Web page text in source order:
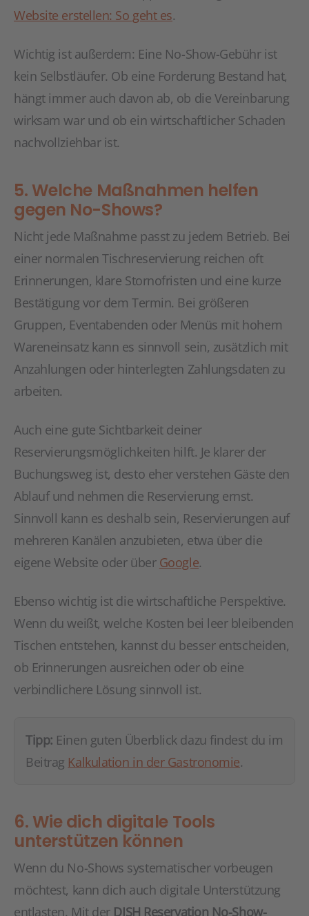
Website erstellen: So geht es.
Wichtig ist außerdem: Eine No-Show-Gebühr ist
kein Selbstläufer. Ob eine Forderung Bestand hat,
hängt immer auch davon ab, ob die Vereinbarung
wirksam war und ob ein wirtschaftlicher Schaden
nachvollziehbar ist.
5. Welche Maßnahmen helfen
gegen No-Shows?
Nicht jede Maßnahme passt zu jedem Betrieb. Bei
einer normalen Tischreservierung reichen oft
Erinnerungen, klare Stornofristen und eine kurze
Bestätigung vor dem Termin. Bei größeren
Gruppen, Eventabenden oder Menüs mit hohem
Wareneinsatz kann es sinnvoll sein, zusätzlich mit
Anzahlungen oder hinterlegten Zahlungsdaten zu
arbeiten.
Auch eine gute Sichtbarkeit deiner
Reservierungsmöglichkeiten hilft. Je klarer der
Buchungsweg ist, desto eher verstehen Gäste den
Ablauf und nehmen die Reservierung ernst.
Sinnvoll kann es deshalb sein, Reservierungen auf
mehreren Kanälen anzubieten, etwa über die
eigene Website oder über Google.
Ebenso wichtig ist die wirtschaftliche Perspektive.
Wenn du weißt, welche Kosten bei leer bleibenden
Tischen entstehen, kannst du besser entscheiden,
ob Erinnerungen ausreichen oder ob eine
verbindlichere Lösung sinnvoll ist.
Tipp: Einen guten Überblick dazu findest du im
Beitrag Kalkulation in der Gastronomie.
6. Wie dich digitale Tools
unterstützen können
Wenn du No-Shows systematischer vorbeugen
möchtest, kann dich auch digitale Unterstützung
entlasten. Mit der DISH Reservation No-Show-